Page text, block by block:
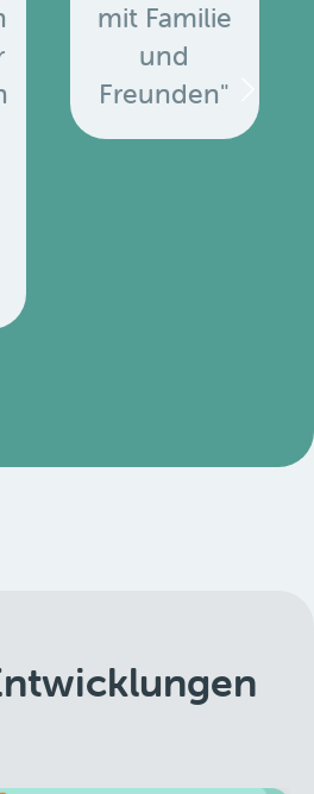
mit Familie
und
Freunden"